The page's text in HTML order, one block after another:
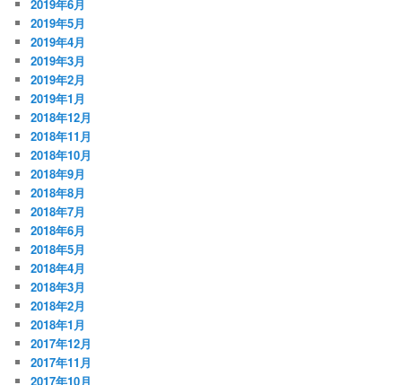
2019年6月
2019年5月
2019年4月
2019年3月
2019年2月
2019年1月
2018年12月
2018年11月
2018年10月
2018年9月
2018年8月
2018年7月
2018年6月
2018年5月
2018年4月
2018年3月
2018年2月
2018年1月
2017年12月
2017年11月
2017年10月